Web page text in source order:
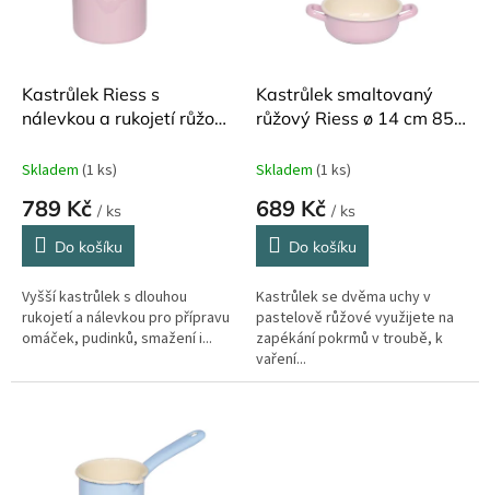
Kastrůlek Riess s
nálevkou a rukojetí růžový
Skladem (1 ks)
789 Kč / ks
Do košíku
Vyšší kastrůlek s dlouhou
rukojetí a nálevkou pro přípravu
omáček, pudinků, smažení i...
Kastrůlek smaltovaný
růžový Riess ø 14 cm 850
Skladem (1 ks)
689 Kč / ks
Do košíku
Kastrůlek se dvěma uchy v
pastelově růžové využijete na
zapékání pokrmů v troubě, k
vaření...